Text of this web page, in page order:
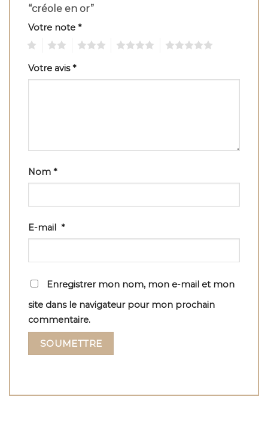
“créole en or”
Votre note *
Votre avis*
Nom *
E-mail *
Enregistrer mon nom, mon e-mail et mon
site dans le navigateur pour mon prochain
commentaire.